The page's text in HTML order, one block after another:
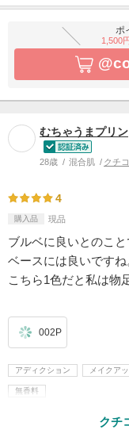
ポ
1,500
むちゃうまプリン
28歳 混合肌 クチ
4
購入品 現品
ブルベに良いとのこと
ベースには良いですね
こちら1色だと私は物
002P
アディクション メイクア
無香料
クチ